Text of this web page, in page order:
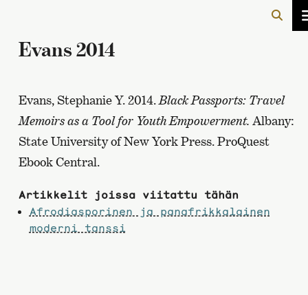
Evans 2014
Evans, Stephanie Y. 2014. Black Passports: Travel
Memoirs as a Tool for Youth Empowerment. Albany:
State University of New York Press. ProQuest
Ebook Central.
Artikkelit joissa viitattu tähän
Afrodiasporinen ja panafrikkalainen
moderni tanssi